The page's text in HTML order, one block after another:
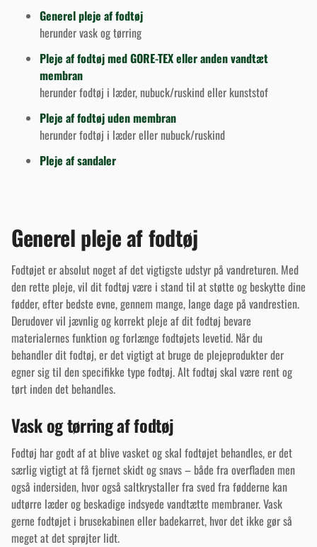
Generel pleje af fodtøj
herunder vask og tørring
Pleje af fodtøj med GORE-TEX eller anden vandtæt
membran
herunder fodtøj i læder, nubuck/ruskind eller kunststof
Pleje af fodtøj uden membran
herunder fodtøj i læder eller nubuck/ruskind
Pleje af sandaler
Generel pleje af fodtøj
Fodtøjet er absolut noget af det vigtigste udstyr på vandreturen. Med
den rette pleje, vil dit fodtøj være i stand til at støtte og beskytte dine
fødder, efter bedste evne, gennem mange, lange dage på vandrestien.
Derudover vil jævnlig og korrekt pleje af dit fodtøj bevare
materialernes funktion og forlænge fodtøjets levetid. Når du
behandler dit fodtøj, er det vigtigt at bruge de plejeprodukter der
egner sig til den specifikke type fodtøj. Alt fodtøj skal være rent og
tørt inden det behandles.
Vask og tørring af fodtøj
Fodtøj har godt af at blive vasket og skal fodtøjet behandles, er det
særlig vigtigt at få fjernet skidt og snavs – både fra overfladen men
også indersiden, hvor også saltkrystaller fra sved fra fødderne kan
udtørre læder og beskadige indsyede vandtætte membraner. Vask
gerne fodtøjet i brusekabinen eller badekarret, hvor det ikke gør så
meget at det sprøjter lidt.